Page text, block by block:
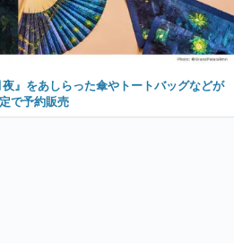
』をあしらった傘やトートバッグなどが
で予約販売